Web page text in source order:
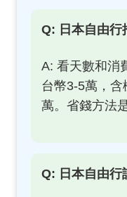
Q: 日本自由行
A: 看天數和消
台幣3-5萬，
萬。省錢方法
Q: 日本自由行